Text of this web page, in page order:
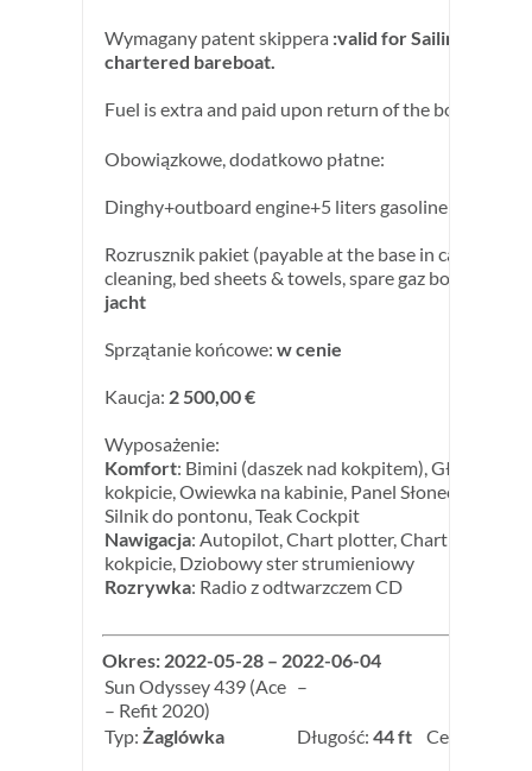
Wymagany patent skippera :valid for Sailing Yachts
chartered bareboat.
Fuel is extra and paid upon return of the boat.
Obowiązkowe, dodatkowo płatne:
Dinghy+outboard engine+5 liters gasoline:
Rozrusznik pakiet (payable at the base in cash) : end
cleaning, bed sheets & towels, spare gaz bottle:
jacht
Sprzątanie końcowe: w cenie
Kaucja: 2 500,00 €
Wyposażenie:
Komfort: Bimini (daszek nad kokpitem), Głośniki w
kokpicie, Owiewka na kabinie, Panel Słoneczny,
Silnik do pontonu, Teak Cockpit
Nawigacja: Autopilot, Chart plotter, Chart plotter w
kokpicie, Dziobowy ster strumieniowy
Rozrywka: Radio z odtwarzczem CD
Okres: 2022-05-28 – 2022-06-04
Sun Odyssey 439 (Ace
– Refit 2020)
–
Typ: Żaglówka Długość: 44 ft Cena: